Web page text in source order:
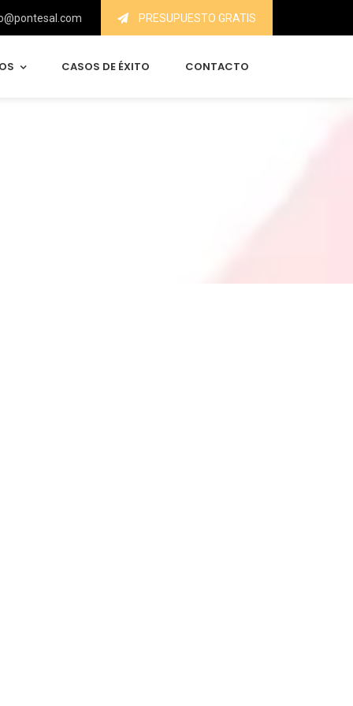
PRESUPUESTO GRATIS
CASOS DE ÉXITO CONTACTO